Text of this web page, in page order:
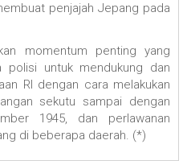
penjajah Jepang pada
momentum penting yang
polisi untuk mendukung dan
RI dengan cara melakukan
sekutu sampai dengan
1945, dan perlawanan
di beberapa daerah. (*)